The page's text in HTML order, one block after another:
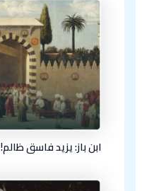
ابن باز: يزيد فاسق ظالم!